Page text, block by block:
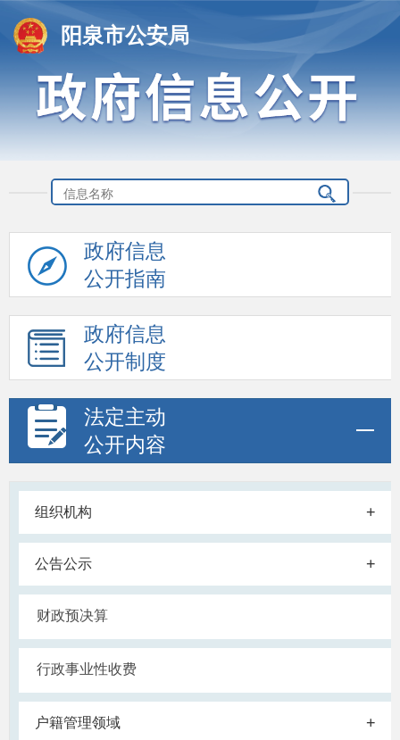
阳泉市公安局
政府信息
公开指南
政府信息
公开制度
法定主动
公开内容
组织机构 +
公告公示 +
财政预决算
行政事业性收费
户籍管理领域 +